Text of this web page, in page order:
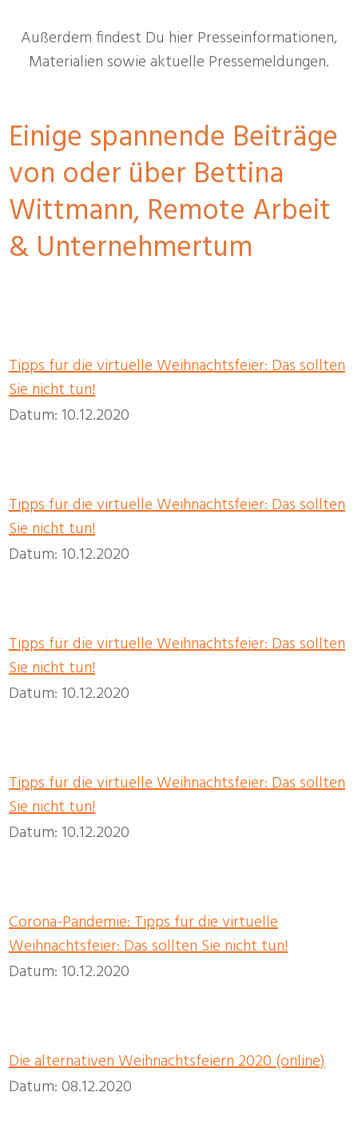
Außerdem findest Du hier Presseinformationen,
Materialien sowie aktuelle Pressemeldungen.
Einige spannende Beiträge
von oder über Bettina
Wittmann, Remote Arbeit
& Unternehmertum
Tipps für die virtuelle Weihnachtsfeier: Das sollten
Sie nicht tun!
Datum: 10.12.2020
Tipps für die virtuelle Weihnachtsfeier: Das sollten
Sie nicht tun!
Datum: 10.12.2020
Tipps für die virtuelle Weihnachtsfeier: Das sollten
Sie nicht tun!
Datum: 10.12.2020
Tipps für die virtuelle Weihnachtsfeier: Das sollten
Sie nicht tun!
Datum: 10.12.2020
Corona-Pandemie: Tipps für die virtuelle
Weihnachtsfeier: Das sollten Sie nicht tun!
Datum: 10.12.2020
Die alternativen Weihnachtsfeiern 2020 (online)
Datum: 08.12.2020